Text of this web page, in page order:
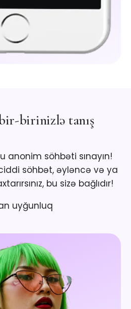
birinizlə tanış
anonim söhbəti sınayın!
söhbət, əyləncə və ya
bu sizə bağlıdır!
uyğunluq